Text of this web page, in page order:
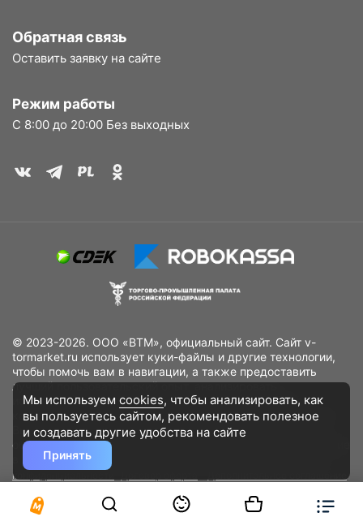
Обратная связь
Оставить заявку на сайте
Режим работы
С 8:00 до 20:00 Без выходных
© 2023-2026. ООО «ВТМ», официальный сайт. Сайт v-
tormarket.ru использует куки-файлы и другие технологии,
чтобы помочь вам в навигации, а также предоставить
лучший пользовательский опыт, анализировать
использование наших продуктов и услуг, повысить
качество рекламных и маркетинговых активностей. Если
Вы не хотите, чтобы Ваши пользовательские данные
обрабатывались, пожалуйста, ограничьте их использование
в своём браузере.
конфиденциальности
Разработано DST Global
Мы используем cookies, чтобы анализировать, как
вы пользуетесь сайтом, рекомендовать полезное
и создавать другие удобства на сайте
Принять